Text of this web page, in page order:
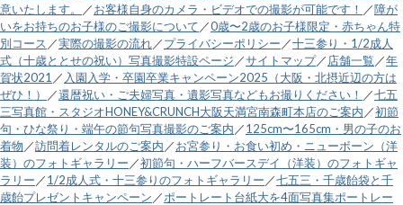
意いたします。
／お客様自身のカメラ・ビデオでの撮影が可能です！ ／障が
いをお持ちのお子様のご撮影について ／0歳〜2歳のお子様限定・赤ちゃん特
別コース ／実際の撮影の流れ／プライバシーポリシー ／十三参り・1/2成人
式（十歳ととせの祝い）写真撮影特設ページ ／サイトマップ／ 店舗一覧 ／年
賀状2021 ／ 入園入学・卒園卒業キャンペーン2025（大阪・北摂近辺の方は
ぜひ！）
／還暦祝い・ご夫婦写真・遺影写真などもお撮りください！ ／七五
三写真館・スタジオHONEY&CRUNCH大阪天満宮南森町本店のご案内 ／初節
句・ひな祭り・端午の節句写真撮影のご案内 ／125cm〜165cm・男の子のお
着物 ／訪問着レンタルのご案内 ／お宮参り・お食い初め・ニューボーン（洋
装）のフォトギャラリー ／初節句・ハーフバースデイ（洋装）のフォトギャ
ラリー ／1/2成人式・十三参りのフォトギャラリー ／七五三・千歳飴袋と千
歳飴プレゼントキャンペーン ／ポートレート台紙大を4面写真集ポートレー